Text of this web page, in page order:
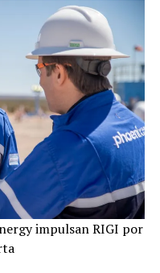
impulsan RIGI por